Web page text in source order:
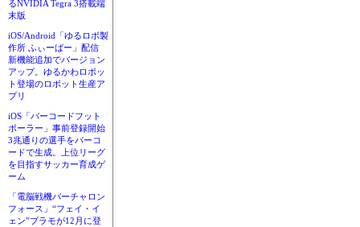
るNVIDIA Tegra 3搭載端
末版
iOS/Android「ゆるロボ製
作所 ふぃーばー」配信
新機能追加でバージョン
アップ。ゆるかわロボッ
ト登場のロボット生産ア
プリ
iOS「バーコードフット
ボーラー」事前登録開始
3兆通りの選手をバーコ
ードで生成。上位リーグ
を目指すサッカー育成ゲ
ーム
「電脳戦機バーチャロン
フォース」“フェイ・イ
ェン”プラモが12月に登